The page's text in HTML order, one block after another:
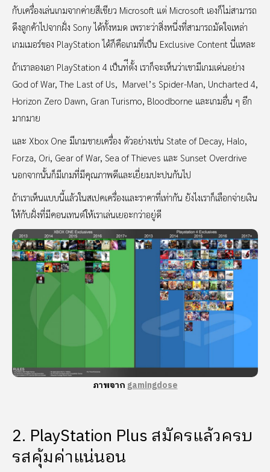
กับเครื่องเล่นเกมจากค่ายสีเขียว Microsoft แต่ Microsoft เองก็ไม่สามารถ
ดึงลูกค้าไปจากฝั่ง Sony ได้ทั้งหมด เพราะว่าสิ่งหนึ่งที่สามารถมัดใจเหล่า
เกมเมอร์ของ PlayStation ได้ก็คือเกมที่เป็น Exclusive Content นี่แหละ
ถ้าเราลองเอา PlayStation 4 เป็นท่ีตั้ง เราก็จะเห็นว่าเขามีเกมเด่นอย่าง
God of War, The Last of Us, Marvel’s Spider-Man, Uncharted 4,
Horizon Zero Dawn, Gran Turismo, Bloodborne และเกมอื่น ๆ อีก
มากมาย
และ Xbox One มีเกมขายเครื่อง ตัวอย่างเช่น State of Decay, Halo,
Forza, Ori, Gear of War, Sea of Thieves และ Sunset Overdrive
นอกจากนั้นก็มีเกมที่มีคุณภาพดีและเยี่ยมปะปนกันไป
ถ้าเราเห็นแบบนี้แล้วในสเปคเครื่องและราคาที่เท่ากัน ยังไงเราก็เลือกจ่ายเงิน
ให้กับฝั่งที่มีคอนเทนต์ให้เราเล่นเยอะกว่าอยู่ดี
ภาพจากgamingdose
2. PlayStation Plus สมัครแล้วครบ
รสคุ้มค่าแน่นอน